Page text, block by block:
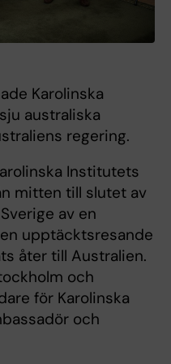
Karolinska
australiska
regering.
Institutets
mitten till slutet av
av en
upptäcktsresande
åter till Australien.
och
för Karolinska
och